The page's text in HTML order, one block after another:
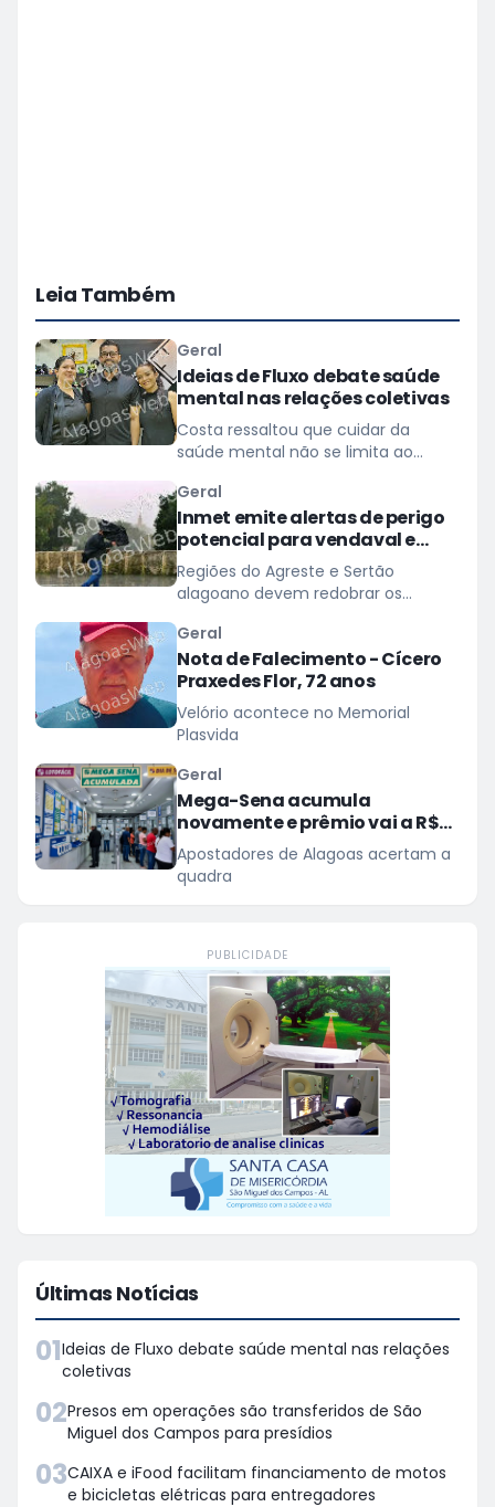
Leia Também
Geral
Ideias de Fluxo debate saúde
mental nas relações coletivas
Costa ressaltou que cuidar da
saúde mental não se limita ao
Geral
Inmet emite alertas de perigo
potencial para vendaval e
baixa umidade em Alagoas
Regiões do Agreste e Sertão
alagoano devem redobrar os
km/h
Geral
Nota de Falecimento - Cícero
Praxedes Flor, 72 anos
Velório acontece no Memorial
Plasvida
Geral
Mega-Sena acumula
novamente e prêmio vai a R$
150 milhões
Apostadores de Alagoas acertam a
quadra
PUBLICIDADE
Últimas Notícias
01Ideias de Fluxo debate saúde mental nas relações
coletivas
02Presos em operações são transferidos de São
Miguel dos Campos para presídios
03CAIXA e iFood facilitam financiamento de motos
e bicicletas elétricas para entregadores